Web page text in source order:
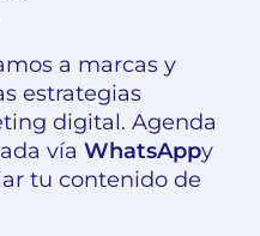
a marcas y
estrategias
digital. Agenda
vía WhatsAppy
tu contenido de